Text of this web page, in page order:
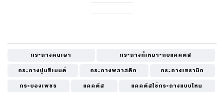
กระถางดินเผา
กระถางที่เหมาะกับแคคตัส
กระถางปูนซีเมนต์
กระถางพลาสติก
กระถางเซรามิก
กระบองเพชร
แคคตัส แคคตัสใช้กระถางแบบไหน